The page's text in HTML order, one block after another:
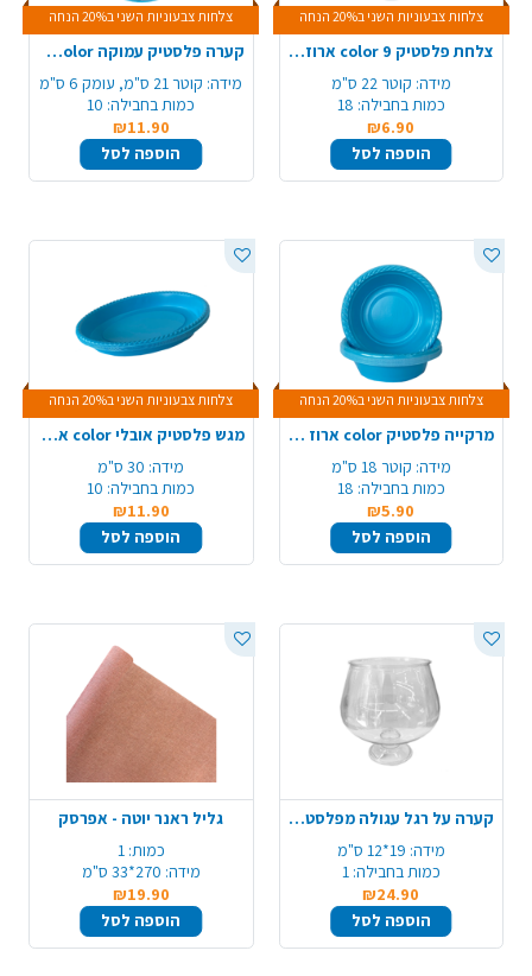
צלחות צבעוניות השני ב20% הנחה
צלחת פלסטיק 9 color ארוז 18 יח' - תכלת
מידה: קוטר 22 ס"מ
כמות בחבילה: 18
₪6.90
הוספה לסל
צלחות צבעוניות השני ב20% הנחה
קערה פלסטיק עמוקה color ארוז 10 יח' - תכלת
מידה: קוטר 21 ס"מ, עומק 6 ס"מ
כמות בחבילה: 10
₪11.90
הוספה לסל
צלחות צבעוניות השני ב20% הנחה
מרקייה פלסטיק color ארוז 18 יח'- תכלת
מידה: קוטר 18 ס"מ
כמות בחבילה: 18
₪5.90
הוספה לסל
צלחות צבעוניות השני ב20% הנחה
מגש פלסטיק אובלי color ארוז 10 יח' - תכלת
מידה: 30 ס"מ
כמות בחבילה: 10
₪11.90
הוספה לסל
קערה על רגל עגולה מפלסטיק - שקוף
מידה: 19*12 ס"מ
כמות בחבילה: 1
₪24.90
הוספה לסל
גליל ראנר יוטה - אפרסק
כמות: 1
מידה: 270*33 ס"מ
₪19.90
הוספה לסל